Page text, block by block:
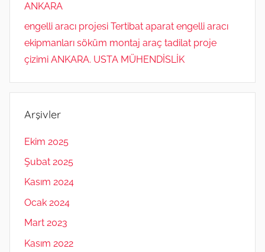
ANKARA
engelli aracı projesi Tertibat aparat engelli aracı
ekipmanları söküm montaj araç tadilat proje
çizimi ANKARA. USTA MÜHENDİSLİK
Arşivler
Ekim 2025
Şubat 2025
Kasım 2024
Ocak 2024
Mart 2023
Kasım 2022